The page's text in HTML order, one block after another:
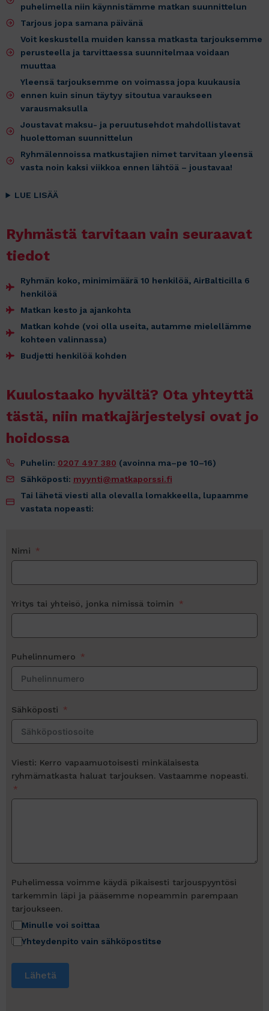
puhelimella niin käynnistämme matkan suunnittelun
Tarjous jopa samana päivänä
Voit keskustella muiden kanssa matkasta tarjouksemme
perusteella ja tarvittaessa suunnitelmaa voidaan
muuttaa
Yleensä tarjouksemme on voimassa jopa kuukausia
ennen kuin sinun täytyy sitoutua varaukseen
varausmaksulla
Joustavat maksu- ja peruutusehdot mahdollistavat
huolettoman suunnittelun
Ryhmälennoissa matkustajien nimet tarvitaan yleensä
vasta noin kaksi viikkoa ennen lähtöä – joustavaa!
LUE LISÄÄ
Ryhmästä tarvitaan vain seuraavat
tiedot
Ryhmän koko, minimimäärä 10 henkilöä, AirBalticilla 6
henkilöä
Matkan kesto ja ajankohta
Matkan kohde (voi olla useita, autamme mielellämme
kohteen valinnassa)
Budjetti henkilöä kohden
Kuulostaako hyvältä? Ota yhteyttä
tästä, niin matkajärjestelysi ovat jo
hoidossa
Puhelin: 0207 497 380 (avoinna ma–pe 10–16)
Sähköposti: myynti@matkaporssi.fi
Tai lähetä viesti alla olevalla lomakkeella, lupaamme
vastata nopeasti:
Nimi
Yritys tai yhteisö, jonka nimissä toimin
Puhelinnumero
Sähköposti
Viesti: Kerro vapaamuotoisesti minkälaisesta
ryhmämatkasta haluat tarjouksen. Vastaamme nopeasti.
Puhelimessa voimme käydä pikaisesti tarjouspyyntösi
tarkemmin läpi ja pääsemme nopeammin parempaan
tarjoukseen.
Minulle voi soittaa
Yhteydenpito vain sähköpostitse
Lähetä